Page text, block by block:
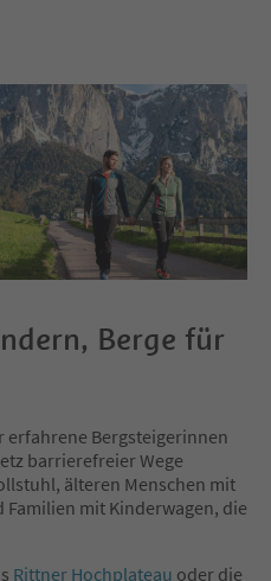
Berge für
Bergsteigerinnen
barrierefreier Wege
älteren Menschen mit
mit Kinderwagen, die
Rittner Hochplateau oder die